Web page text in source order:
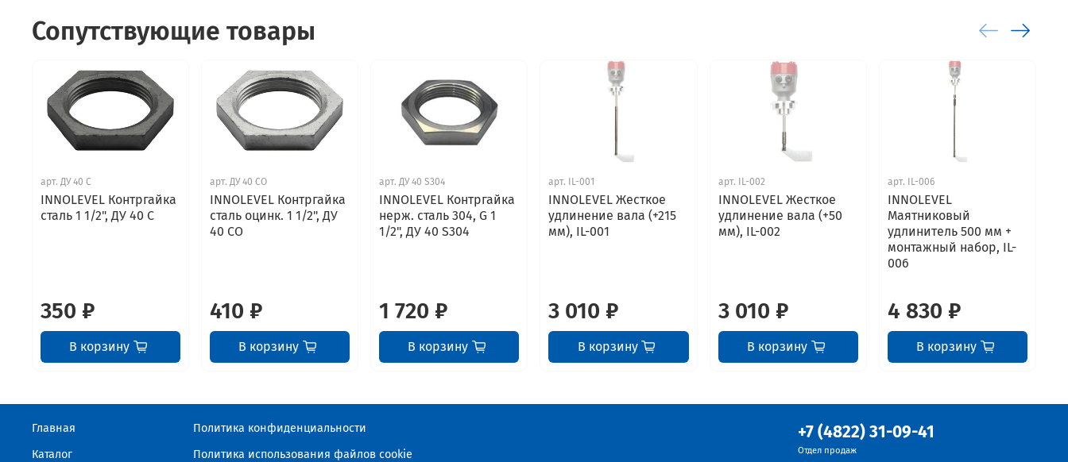
Сопутствующие товары
арт. ДУ 40 С
INNOLEVEL Контргайка
сталь 1 1/2", ДУ 40 С
350 ₽
В корзину
арт.ДУ 40 СО
INNOLEVEL Контргайка
сталь оцинк. 1 1/2", ДУ
40 СО
410 ₽
В корзину
арт.ДУ 40 S304
INNOLEVEL Контргайка
нерж. сталь 304, G 1
1/2", ДУ 40 S304
1 720 ₽
В корзину
арт. IL-001
INNOLEVEL Жесткое
удлинение вала (+215
мм), IL-001
3 010 ₽
В корзину
арт. IL-002
INNOLEVEL Жесткое
удлинение вала (+50
мм), IL-002
3 010 ₽
В корзину
арт. IL-006
INNOLEVEL
Маятниковый
удлинитель 500 мм +
монтажный набор, IL-
006
4 830 ₽
В корзину
Главная
Каталог
Политика конфиденциальности
Политика использования файлов cookie
+7 (4822) 31-09-41
Отдел продаж